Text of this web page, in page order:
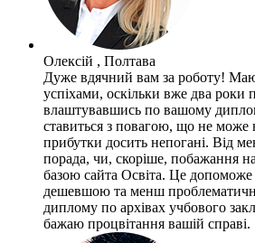
Олексій , Полтава
Дуже вдячний вам за роботу!
успіхами, оскільки вже два
влаштувавшись по вашому
ставиться з повагою, що не може
прибутки досить непогані. Від
порада, чи, скоріше, побажання
базою сайта Освіта. Це
дешевшою та менш
диплому по архівах учбового
бажаю процвітання вашій справі.